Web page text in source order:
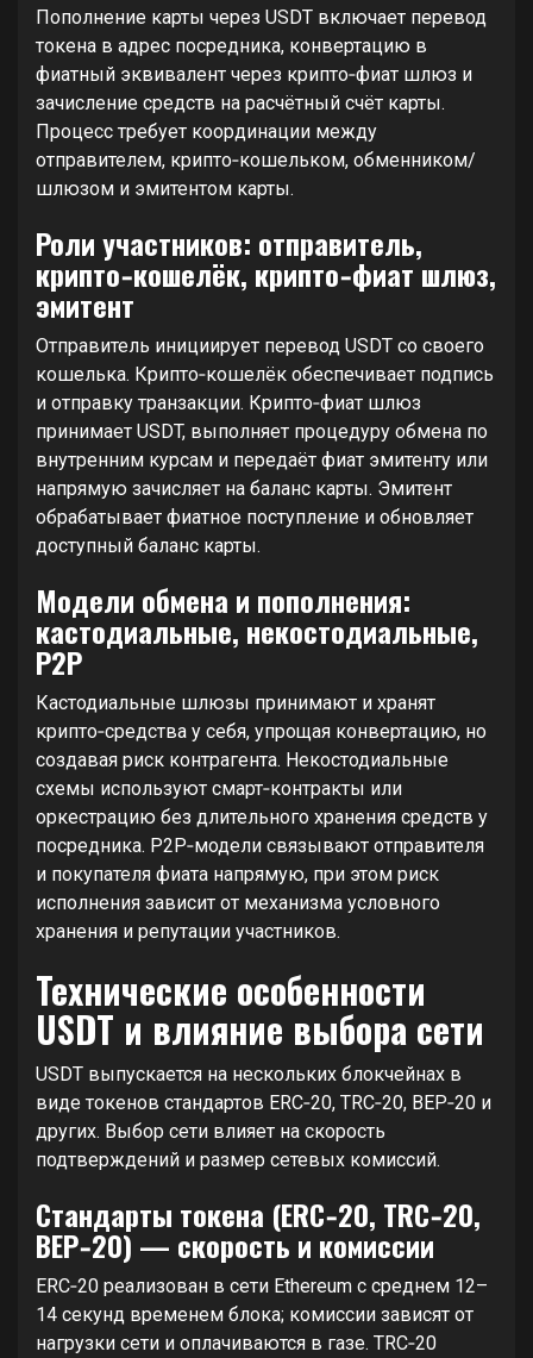
Пополнение карты через USDT включает перевод
токена в адрес посредника, конвертацию в
фиатный эквивалент через крипто‑фиат шлюз и
зачисление средств на расчётный счёт карты.
Процесс требует координации между
отправителем, крипто‑кошельком, обменником/
шлюзом и эмитентом карты.
Роли участников: отправитель,
крипто‑кошелёк, крипто‑фиат шлюз,
эмитент
Отправитель инициирует перевод USDT со своего
кошелька. Крипто‑кошелёк обеспечивает подпись
и отправку транзакции. Крипто‑фиат шлюз
принимает USDT, выполняет процедуру обмена по
внутренним курсам и передаёт фиат эмитенту или
напрямую зачисляет на баланс карты. Эмитент
обрабатывает фиатное поступление и обновляет
доступный баланс карты.
Модели обмена и пополнения:
кастодиальные, некостодиальные,
P2P
Кастодиальные шлюзы принимают и хранят
крипто‑средства у себя, упрощая конвертацию, но
создавая риск контрагента. Некостодиальные
схемы используют смарт‑контракты или
оркестрацию без длительного хранения средств у
посредника. P2P‑модели связывают отправителя
и покупателя фиата напрямую, при этом риск
исполнения зависит от механизма условного
хранения и репутации участников.
Технические особенности
USDT и влияние выбора сети
USDT выпускается на нескольких блокчейнах в
виде токенов стандартов ERC‑20, TRC‑20, BEP‑20 и
других. Выбор сети влияет на скорость
подтверждений и размер сетевых комиссий.
Стандарты токена (ERC‑20, TRC‑20,
BEP‑20) — скорость и комиссии
ERC‑20 реализован в сети Ethereum с среднем 12–
14 секунд временем блока; комиссии зависят от
нагрузки сети и оплачиваются в газе. TRC‑20